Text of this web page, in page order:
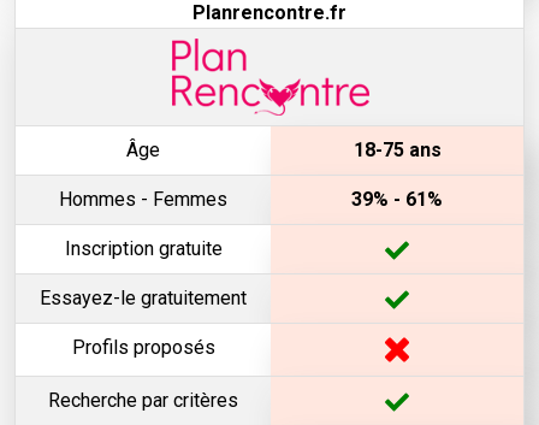
Planrencontre.fr
Âge 18-75 ans
Hommes - Femmes 39% - 61%
Inscription gratuite
Essayez-le gratuitement
Profils proposés
Recherche par critères